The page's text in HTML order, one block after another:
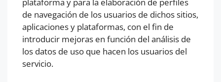
de navegación de los usuarios de dichos sitios,
aplicaciones y plataformas, con el fin de
introducir mejoras en función del análisis de
los datos de uso que hacen los usuarios del
servicio.